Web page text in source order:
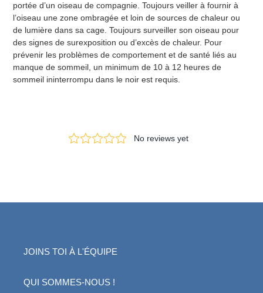
portée d’un oiseau de compagnie. Toujours veiller à fournir à
l’oiseau une zone ombragée et loin de sources de chaleur ou
de lumière dans sa cage. Toujours surveiller son oiseau pour
des signes de surexposition ou d’excès de chaleur. Pour
prévenir les problèmes de comportement et de santé liés au
manque de sommeil, un minimum de 10 à 12 heures de
sommeil ininterrompu dans le noir est requis.
JOINS TOI À L'ÉQUIPE
QUI SOMMES-NOUS !